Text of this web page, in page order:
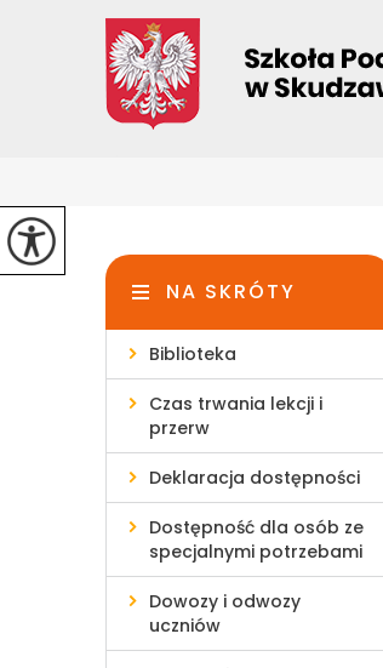
NA SKRÓTY
Biblioteka
Czas trwania lekcji i
przerw
Deklaracja dostępności
Dostępność dla osób ze
specjalnymi potrzebami
Dowozy i odwozy
uczniów